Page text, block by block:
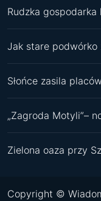
Rudzka
Jak stare podwórko
Słońce zasila
Zielona oaza przy
Copyright ©